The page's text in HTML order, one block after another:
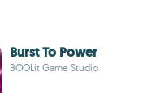
Burst To Power
BOOLit Game Studio